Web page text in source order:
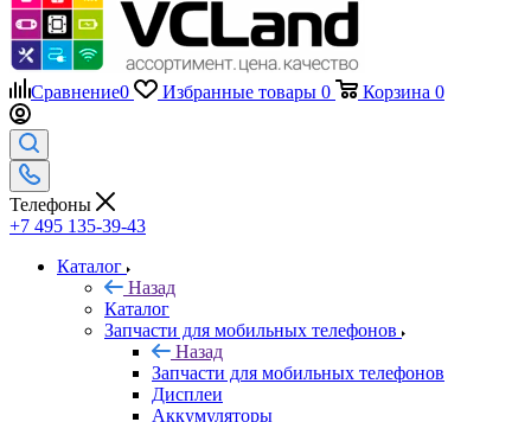
Сравнение0 Избранные товары 0 Корзина 0
Телефоны
+7 495 135-39-43
Каталог
Назад
Каталог
Запчасти для мобильных телефонов
Назад
Запчасти для мобильных телефонов
Дисплеи
Аккумуляторы